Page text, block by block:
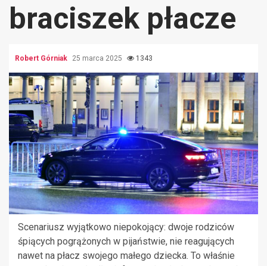
braciszek płacze
Robert Górniak 25 marca 2025 1343
Scenariusz wyjątkowo niepokojący: dwoje rodziców
śpiących pogrążonych w pijaństwie, nie reagujących
nawet na płacz swojego małego dziecka. To właśnie